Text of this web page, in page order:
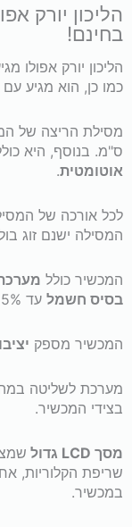
אפולו
York
Apollo
*הובלה
והרכבה
הליכון יורק
בחינם!
הליכון יורק אפולו
כמו כן, הוא מגיע עם
ס"מ. בנוסף, היא
אוטומטית.
לכל אורכה של
המסילה ישנם זוג
המכשיר כולל
בסיס חשמל עד 15% הממוקמים בחזית המכשיר.
המכשיר מספק
מערכת לשליטה
בצידי המכשיר.
מסך LCD גדול
שריפת הקלוריות,
במכשיר.